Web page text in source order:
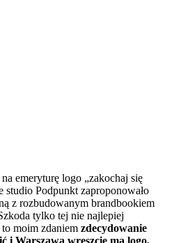
na emeryturę logo „zakochaj się
studio Podpunkt zaproponowało
z rozbudowanym brandbookiem
tylko tej nie najlepiej
moim zdaniem zdecydowanie
i Warszawa wreszcie ma logo,